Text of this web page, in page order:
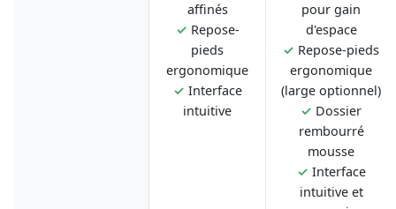
affinés
✓ Repose-
pieds
ergonomique
✓ Interface
intuitive
pour gain
d'espace
✓ Repose-pieds
ergonomique
(large optionnel)
✓ Dossier
rembourré
mousse
✓ Interface
intuitive et